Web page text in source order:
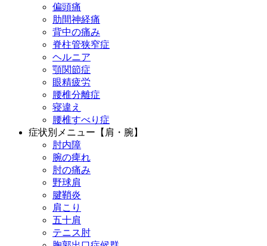
偏頭痛
肋間神経痛
背中の痛み
脊柱管狭窄症
ヘルニア
顎関節症
眼精疲労
腰椎分離症
寝違え
腰椎すべり症
症状別メニュー【肩・腕】
肘内障
腕の痺れ
肘の痛み
野球肩
腱鞘炎
肩こり
五十肩
テニス肘